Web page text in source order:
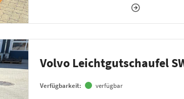
Volvo Leichtgutschaufel
Verfügbarkeit: verfügbar